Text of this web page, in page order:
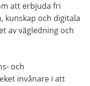
att erbjuda fri
och digitala
av vägledning och
och
invånare i att